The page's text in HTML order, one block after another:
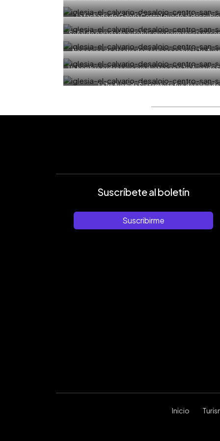
EDH/
La fachada de Galería Central quedó al
Poniente. Foto
Señal de parada de autobús que permanecía
a un costado del mercado
Negocios de electrodomésticos sobre la 1ra
Un hombre ordena sus productos en la 1ra
Foto EDH/
La 1ra Avenida Sur también fue
Suscríbete al boletín
Suscribirme
Inicio